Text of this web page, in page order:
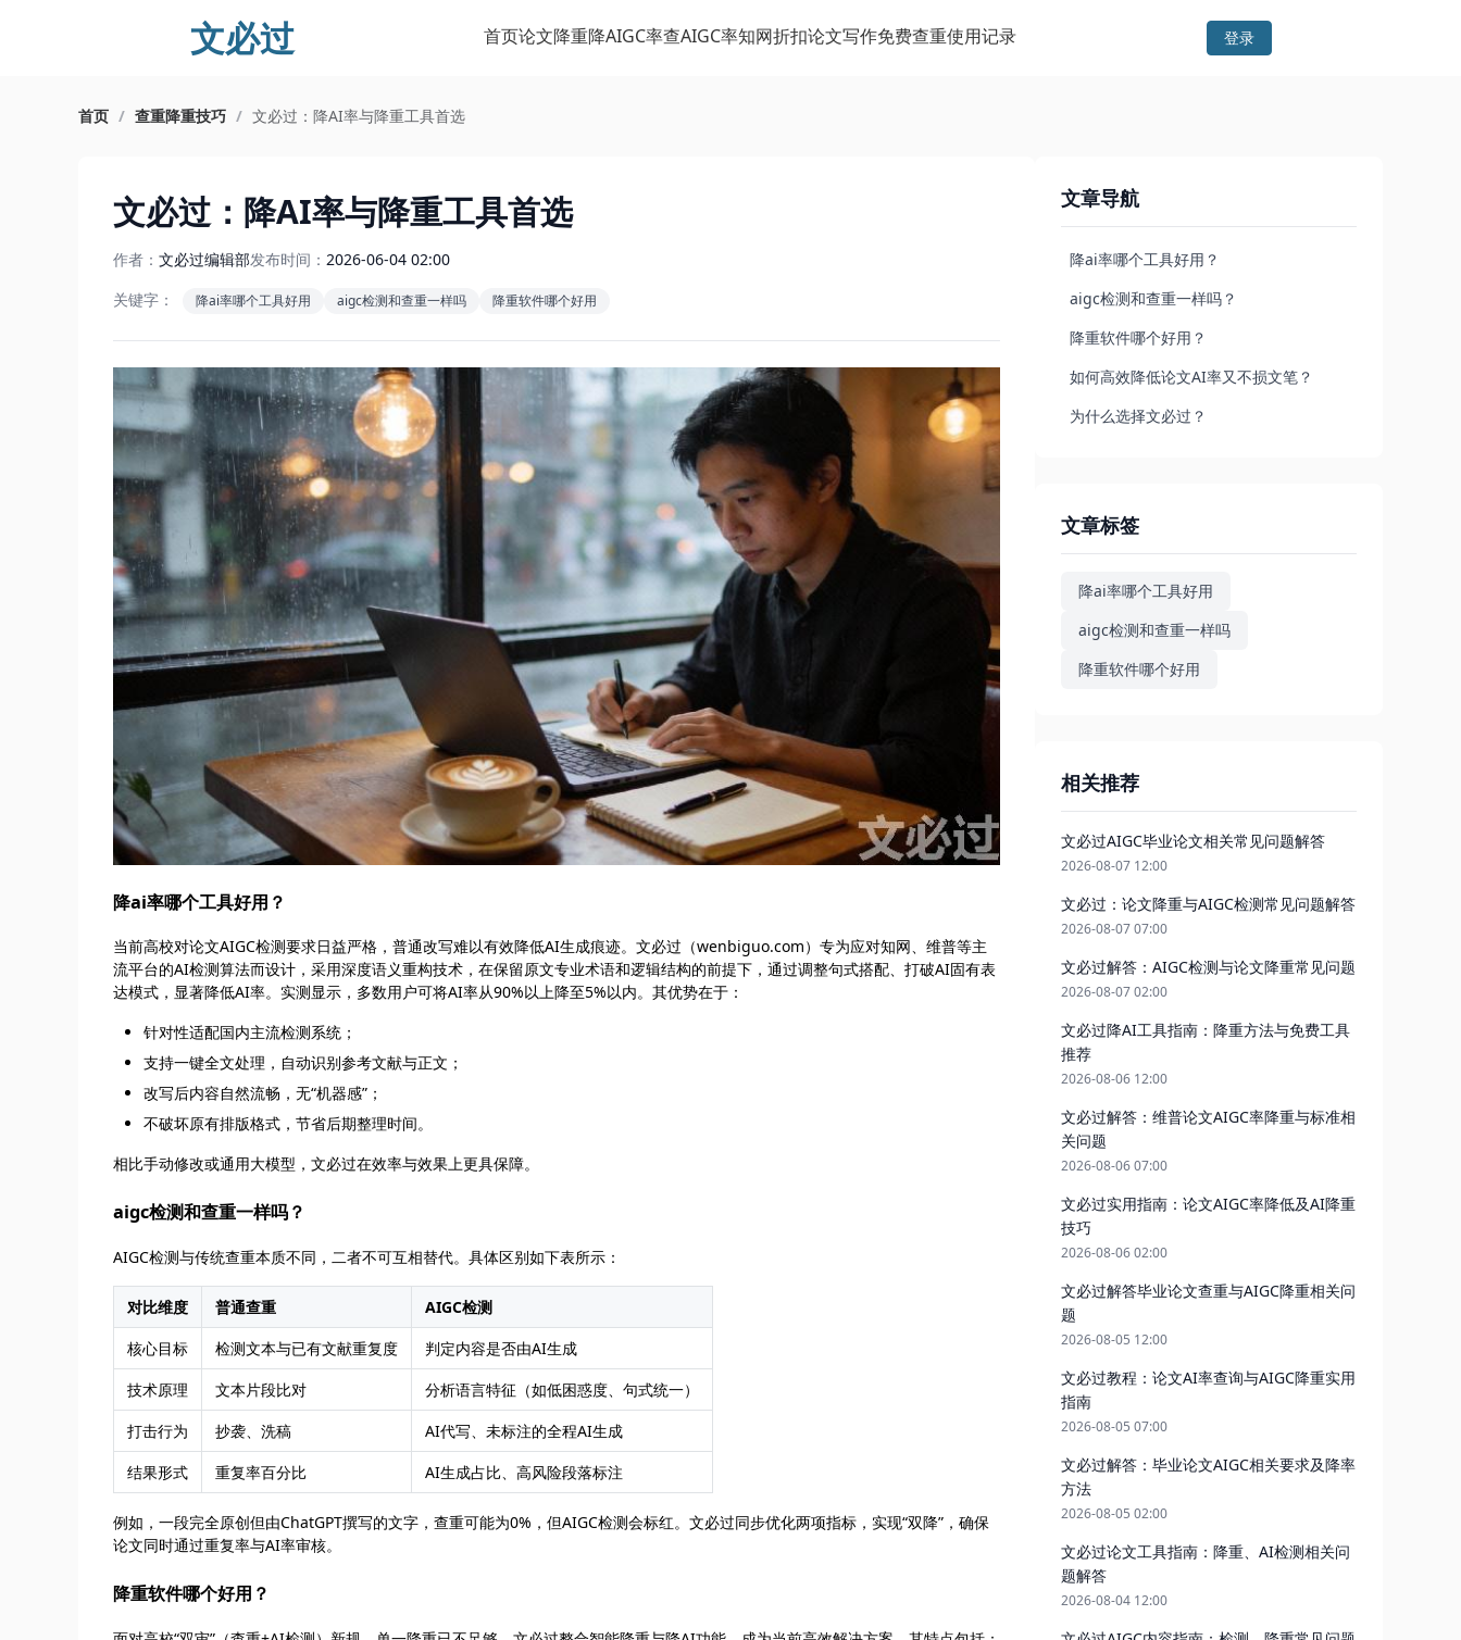
文必过 首页论文降重降AIGC率查AIGC率知网折扣论文写作免费查重使用记录 登录
首页 / 查重降重技巧 / 文必过：降AI率与降重工具首选
文必过：降AI率与降重工具首选
作者： 文必过编辑部发布时间： 2026-06-04 02:00
关键字：
降ai率哪个工具好用 aigc检测和查重一样吗 降重软件哪个好用
降ai率哪个工具好用？
当前高校对论文AIGC检测要求日益严格，普通改写难以有效降低AI生成痕迹。文必过（wenbiguo.com）专为应对知网、维普等主
流平台的AI检测算法而设计，采用深度语义重构技术，在保留原文专业术语和逻辑结构的前提下，通过调整句式搭配、打破AI固有表
达模式，显著降低AI率。实测显示，多数用户可将AI率从90%以上降至5%以内。其优势在于：
针对性适配国内主流检测系统；
支持一键全文处理，自动识别参考文献与正文；
改写后内容自然流畅，无“机器感”；
不破坏原有排版格式，节省后期整理时间。
相比手动修改或通用大模型，文必过在效率与效果上更具保障。
aigc检测和查重一样吗？
AIGC检测与传统查重本质不同，二者不可互相替代。具体区别如下表所示：
对比维度 普通查重
AIGC检测
核心目标
检测文本与已有文献重复度
判定内容是否由AI生成
技术原理
文本片段比对
分析语言特征（如低困惑度、句式统一）
打击行为
抄袭、洗稿
AI代写、未标注的全程AI生成
结果形式
重复率百分比 AI生成占比、高风险段落标注
例如，一段完全原创但由ChatGPT撰写的文字，查重可能为0%，但AIGC检测会标红。文必过同步优化两项指标，实现“双降”，确保
论文同时通过重复率与AI率审核。
降重软件哪个好用？
文章导航
降ai率哪个工具好用？
aigc检测和查重一样吗？
降重软件哪个好用？
如何高效降低论文AI率又不损文笔？
为什么选择文必过？
文章标签
降ai率哪个工具好用
aigc检测和查重一样吗
降重软件哪个好用
相关推荐
文必过AIGC毕业论文相关常见问题解答
2026-08-07 12:00
文必过：论文降重与AIGC检测常见问题解答
2026-08-07 07:00
文必过解答：AIGC检测与论文降重常见问题
2026-08-07 02:00
文必过降AI工具指南：降重方法与免费工具
推荐
2026-08-06 12:00
文必过解答：维普论文AIGC率降重与标准相
关问题
2026-08-06 07:00
文必过实用指南：论文AIGC率降低及AI降重
技巧
2026-08-06 02:00
文必过解答毕业论文查重与AIGC降重相关问
题
2026-08-05 12:00
文必过教程：论文AI率查询与AIGC降重实用
指南
2026-08-05 07:00
文必过解答：毕业论文AIGC相关要求及降率
方法
2026-08-05 02:00
文必过论文工具指南：降重、AI检测相关问
题解答
2026-08-04 12:00